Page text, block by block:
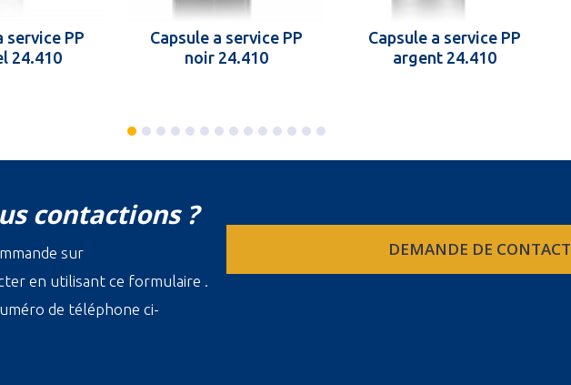
service PP
24.410
Capsule a service PP
noir 24.410
Capsule a service PP
argent 24.410
contactions ?
sur
en utilisant ce formulaire .
de téléphone ci-
DEMANDE DE CONTACT